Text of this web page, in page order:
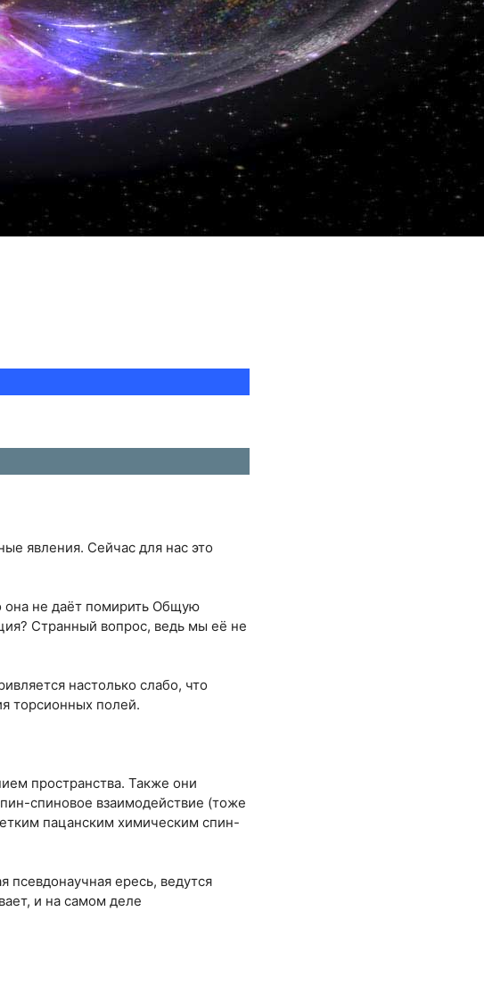
явления. Сейчас для нас это
она не даёт помирить Общую
Странный вопрос, ведь мы её не
настолько слабо, что
торсионных полей.
пространства. Также они
спиновое взаимодействие (тоже
пацанским химическим спин-
псевдонаучная ересь, ведутся
и на самом деле